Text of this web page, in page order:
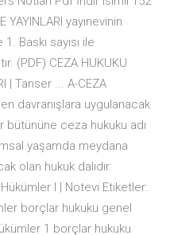
yayınevinin
Baskı sayısı ile
(PDF) CEZA HUKUKU
| Tanser ... A-CEZA
davranışlara uygulanacak
bütününe ceza hukuku adı
yaşamda meydana
olan hukuk dalıdır.
I | Notevi Etiketler:
borçlar hukuku genel
1 borçlar hukuku